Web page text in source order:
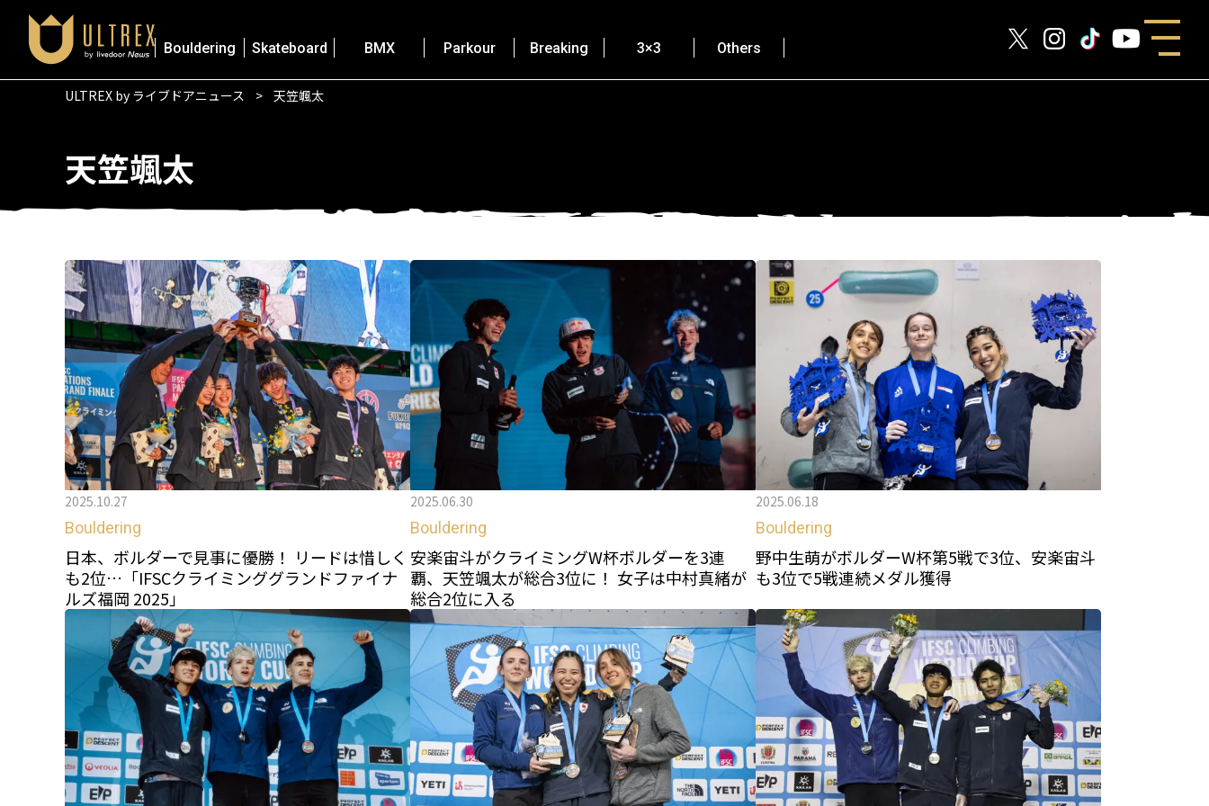
Bouldering Skateboard BMX Parkour Breaking 3×3 Others
ULTREX by ライブドアニュース 天笠颯太
天笠颯太
2025.10.27
Bouldering
日本、ボルダーで見事に優勝！ リードは惜しく
も2位…「IFSCクライミンググランドファイナ
ルズ福岡 2025」
2025.06.30
Bouldering
安楽宙斗がクライミングW杯ボルダーを3連
覇、天笠颯太が総合3位に！ 女子は中村真緒が
総合2位に入る
2025.06.18
Bouldering
野中生萌がボルダーW杯第5戦で3位、安楽宙斗
も3位で5戦連続メダル獲得